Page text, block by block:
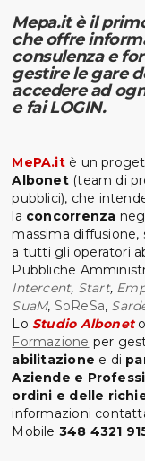
Mepa.it è il
che offre
consulenza e
gestire le gare
accedere ad
e fai LOGIN.
MePA.it è un
Albonet(team di
pubblici), che
la concorrenza
massima diffusione,
a tutti gli operatori
Pubbliche
Intercent, Start,
SuaM, SoReSa,
Lo Studio Albonet
Formazione per
abilitazione e di
Aziende e
ordini e delle
informazioni
Mobile 348 4321